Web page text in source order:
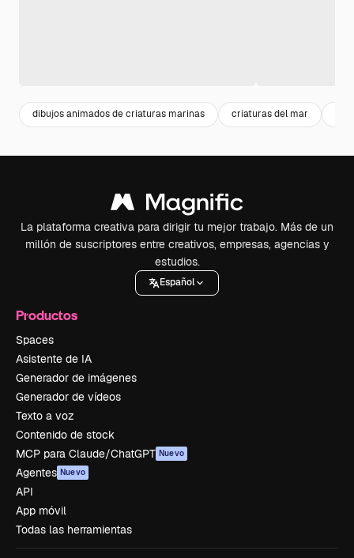
dibujos animados de criaturas marinas criaturas del mar
La plataforma creativa para dirigir tu mejor trabajo. Más de un
millón de suscriptores entre creativos, empresas, agencias y
estudios.
Español
Productos
Spaces
Asistente de IA
Generador de imágenes
Generador de vídeos
Texto a voz
Contenido de stock
MCP para Claude/ChatGPT Nuevo
Agentes Nuevo
API
App móvil
Todas las herramientas